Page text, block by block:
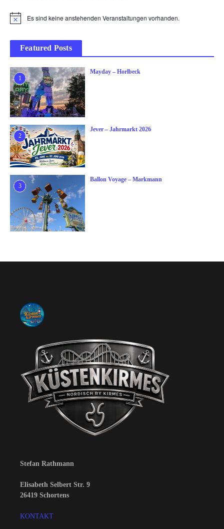
HinweisEs sind keine anstehenden Veranstaltungen vorhanden.
Featured Posts
1
Mayday – Horlbeck
2
Jever – Jahrmarkt 2026
3
Ballon Voyage – Markmann
Stefan Rathmann
Elisabeth Selbert Str. 9
26419 Schortens
KONTAKT